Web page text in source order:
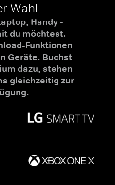
Wahl
Handy -
du möchtest.
Funktionen
Geräte. Buchst
dazu, stehen
gleichzeitig zur